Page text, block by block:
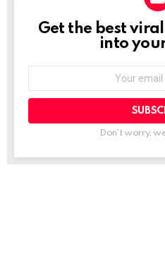
NEWSLETTER
Get the best
into
Don't worry,